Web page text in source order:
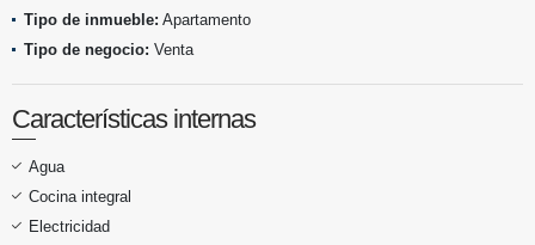
Tipo de inmueble: Apartamento
Tipo de negocio: Venta
Características internas
Agua
Cocina integral
Electricidad